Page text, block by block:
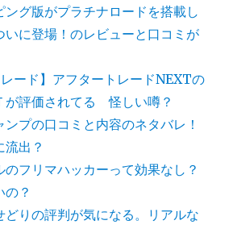
ング版がプラチナロードを搭載し
いに登場！のレビューと口コミが
ード】アフタートレードNEXTの
が評価されてる 怪しい噂？
プの口コミと内容のネタバレ！
流出？
のフリマハッカーって効果なし？
の？
どりの評判が気になる。リアルな